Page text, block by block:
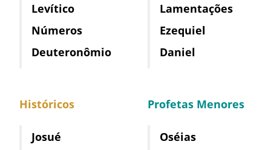
Levítico
Números
Deuteronômio
Históricos
Josué
Lamentações
Ezequiel
Daniel
Profetas Menores
Oséias